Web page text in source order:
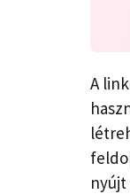
A
nyújt